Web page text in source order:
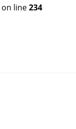
on line234